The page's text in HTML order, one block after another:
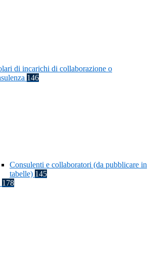
di incarichi di collaborazione o
146
Consulenti e collaboratori (da pubblicare in
tabelle) 145
178